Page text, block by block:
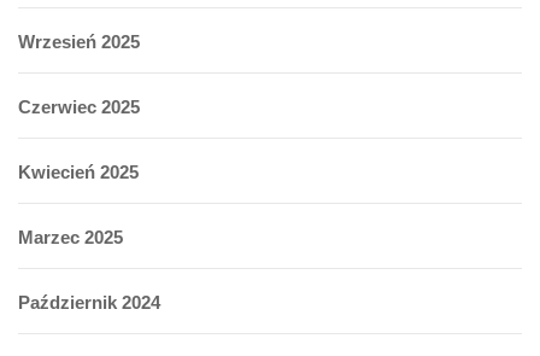
Wrzesień 2025
Czerwiec 2025
Kwiecień 2025
Marzec 2025
Październik 2024